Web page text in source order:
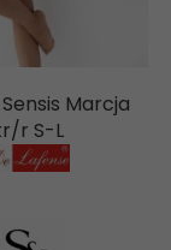
Marcja
r S-L